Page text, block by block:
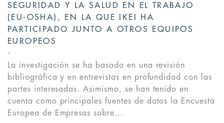
SEGURIDAD Y LA SALUD EN EL TRABAJO
(EU-OSHA), EN LA QUE IKEI HA
PARTICIPADO JUNTO A OTROS EQUIPOS
EUROPEOS
La investigación se ha basado en una revisión
bibliográfica y en entrevistas en profundidad con las
partes interesadas. Asimismo, se han tenido en
cuenta como principales fuentes de datos la Encuesta
Europea de Empresas sobre...